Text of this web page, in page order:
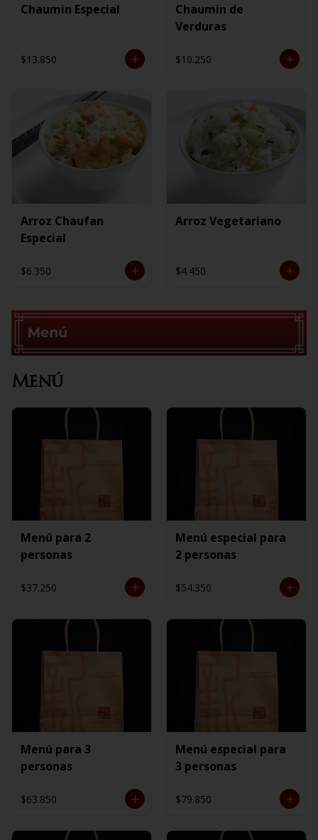
Chaumin Especial
$13.850
Chaumin de
Verduras
$10.250
Arroz Chaufan
Especial
$6.350
Arroz Vegetariano
$4.450
Menú
Menú para 2
personas
$37.250
Menú especial para
2 personas
$54.350
Menú para 3
personas
$63.850
Menú especial para
3 personas
$79.850